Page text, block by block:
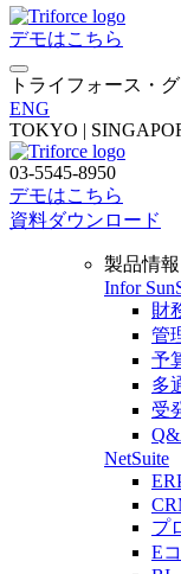
デモはこちら
トライフォース・
ENG
TOKYO |
03-5545-8950
デモはこちら
資料ダウンロード
製品情報
Infor
財
管
予
多
受
NetSuite
プ
E